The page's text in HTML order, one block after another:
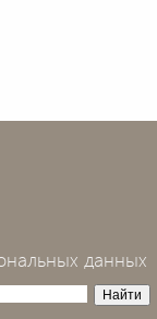
данных